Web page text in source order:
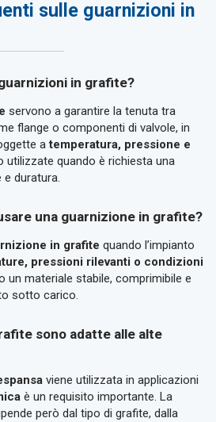
sulle guarnizioni in
in grafite?
servono a garantire la tenuta tra
flange o componenti di valvole, in
atemperatura, pressione e
utilizzate quando è richiesta una
duratura.
una guarnizione in grafite?
in grafite quando l’impianto
pressioni rilevanti o condizioni
un materiale stabile, comprimibile e
sotto carico.
sono adatte alle alte
viene utilizzata in applicazioni
è un requisito importante. La
però dal tipo di grafite, dalla